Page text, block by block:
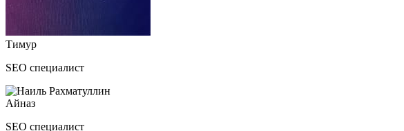
Тимур
SEO специалист
Айназ
SEO специалист